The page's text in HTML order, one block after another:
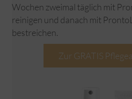
Wochen zweimal täglich mit
reinigen und danach mit
bestreichen.
Zur GRATIS